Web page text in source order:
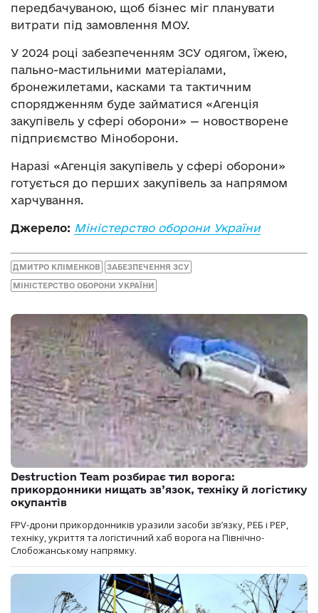
передбачуваною, щоб бізнес міг планувати
витрати під замовлення МОУ.
У 2024 році забезпеченням ЗСУ одягом, їжею,
пально-мастильними матеріалами,
бронежилетами, касками та тактичним
спорядженням буде займатися «Агенція
закупівель у сфері оборони» — новостворене
підприємство Міноборони.
Наразі «Агенція закупівель у сфері оборони»
готується до перших закупівель за напрямом
харчування.
Джерело: Міністерство оборони України
ДМИТРО КЛІМЕНКОВ ЗАБЕЗПЕЧЕННЯ ЗСУ
МІНІСТЕРСТВО ОБОРОНИ УКРАЇНИ
Destruction Team розбирає тил ворога:
прикордонники нищать зв’язок, техніку й логістику
окупантів
FPV-дрони прикордонників уразили засоби зв’язку, РЕБ і РЕР,
техніку, укриття та логістичний хаб ворога на Північно-
Слобожанському напрямку.